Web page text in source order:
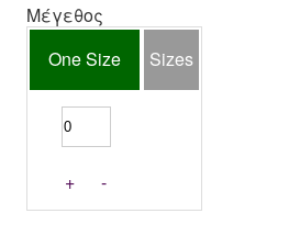
Μέγεθος
One Size
Sizes
+ -